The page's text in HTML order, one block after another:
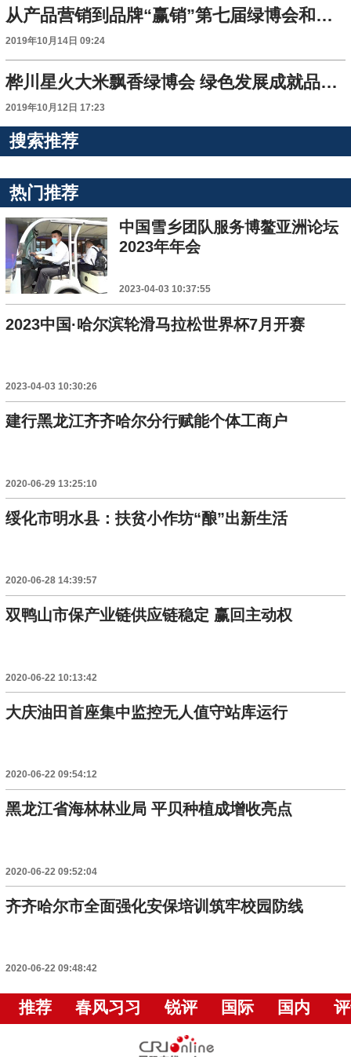
从产品营销到品牌“赢销”第七届绿博会和第二届大米节透视
2019年10月14日 09:24
桦川星火大米飘香绿博会 绿色发展成就品牌印迹
2019年10月12日 17:23
搜索推荐
热门推荐
中国雪乡团队服务博鳌亚洲论坛
2023年年会
2023-04-03 10:37:55
2023中国·哈尔滨轮滑马拉松世界杯7月开赛
2023-04-03 10:30:26
建行黑龙江齐齐哈尔分行赋能个体工商户
2020-06-29 13:25:10
绥化市明水县：扶贫小作坊“酿”出新生活
2020-06-28 14:39:57
双鸭山市保产业链供应链稳定 赢回主动权
2020-06-22 10:13:42
大庆油田首座集中监控无人值守站库运行
2020-06-22 09:54:12
黑龙江省海林林业局 平贝种植成增收亮点
2020-06-22 09:52:04
齐齐哈尔市全面强化安保培训筑牢校园防线
2020-06-22 09:48:42
推荐 春风习习 锐评 国际 国内